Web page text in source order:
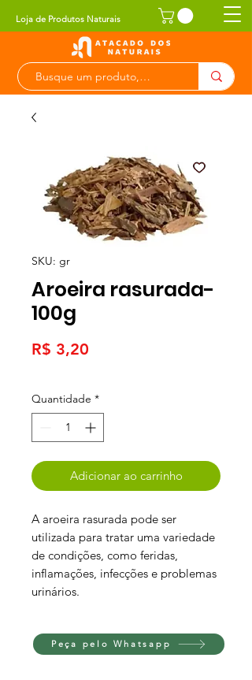
Loja de Produtos Naturais
SKU: gr
Aroeira rasurada-
100g
R$ 3,20
Quantidade *
Adicionar ao carrinho
A aroeira rasurada pode ser
utilizada para tratar uma variedade
de condições, como feridas,
inflamações, infecções e problemas
urinários.
Peça pelo Whatsapp